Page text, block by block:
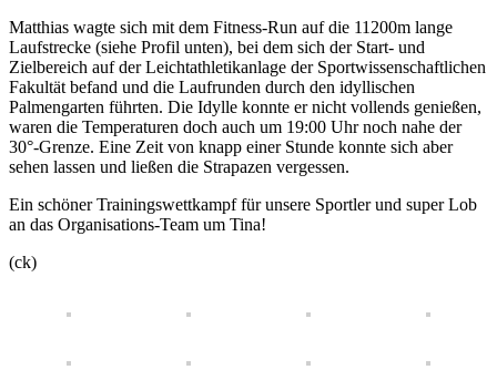
Matthias wagte sich mit dem Fitness-Run auf die 11200m lange
Laufstrecke (siehe Profil unten), bei dem sich der Start- und
Zielbereich auf der Leichtathletikanlage der Sportwissenschaftlichen
Fakultät befand und die Laufrunden durch den idyllischen
Palmengarten führten. Die Idylle konnte er nicht vollends genießen,
waren die Temperaturen doch auch um 19:00 Uhr noch nahe der
30°-Grenze. Eine Zeit von knapp einer Stunde konnte sich aber
sehen lassen und ließen die Strapazen vergessen.
Ein schöner Trainingswettkampf für unsere Sportler und super Lob
an das Organisations-Team um Tina!
(ck)